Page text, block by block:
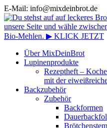
E-Mail: info@mixdeinbrot.de
Über MixDeinBrot
Lupinenprodukte
Rezeptheft –
mit der
Backzubehör
Zubehör
Backformen